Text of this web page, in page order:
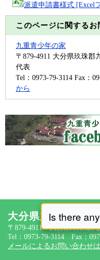
派遣申請書様式 [Excel
このページに関する
九重青少年の家
〒879-4911 大分県玖珠郡
代表
Tel：0973-79-3114 Fax：
から
大分県立九重青少
〒879-4911 大分県玖珠郡
Tel：0973-79-3114 Fax：
メールによるお問い合わせ